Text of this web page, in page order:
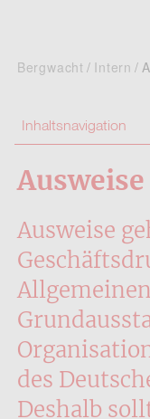
Bergwacht Intern
Inhaltsnavigation
Ausweise
des
Deshalb